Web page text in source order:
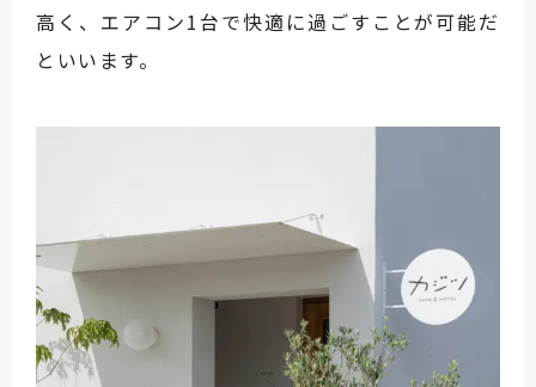
高く、エアコン1台で快適に過ごすことが可能だ
といいます。